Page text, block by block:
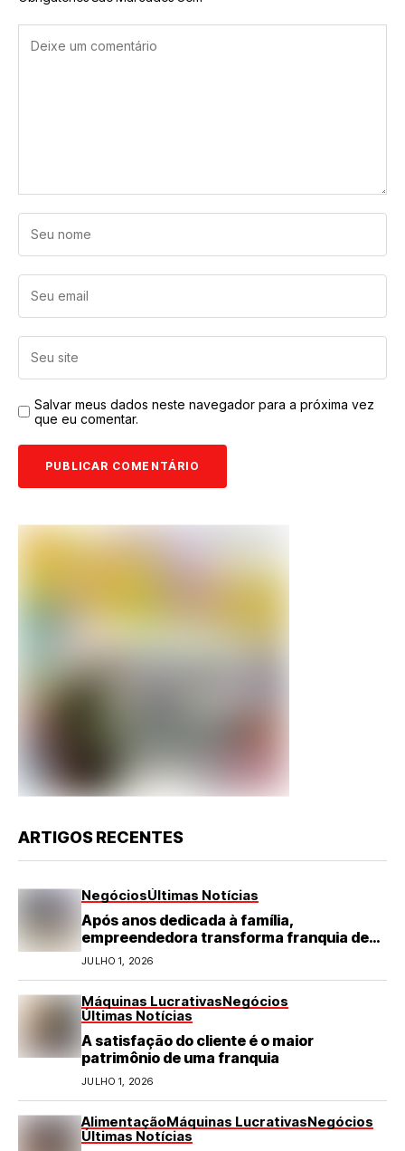
Salvar meus dados neste navegador para a próxima vez
que eu comentar.
ARTIGOS RECENTES
NegóciosÚltimas Notícias
Após anos dedicada à família,
empreendedora transforma franquia de
turismo em negócio de destaque no RN
JULHO 1, 2026
Máquinas LucrativasNegócios
Últimas Notícias
A satisfação do cliente é o maior
patrimônio de uma franquia
JULHO 1, 2026
AlimentaçãoMáquinas LucrativasNegócios
Últimas Notícias